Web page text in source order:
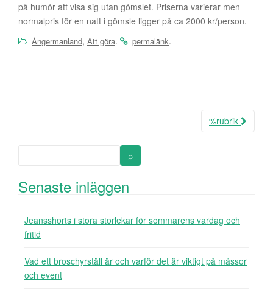
på humör att visa sig utan gömslet. Priserna varierar men
normalpris för en natt i gömsle ligger på ca 2000 kr/person.
Ångermanland, Att göra. permalänk.
%rubrik
Senaste inläggen
Jeansshorts i stora storlekar för sommarens vardag och
fritid
Vad ett broschyrställ är och varför det är viktigt på mässor
och event